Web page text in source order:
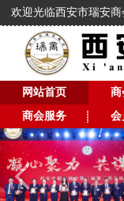
欢迎光临西安市瑞安商
网站首页 商
商会服务
会